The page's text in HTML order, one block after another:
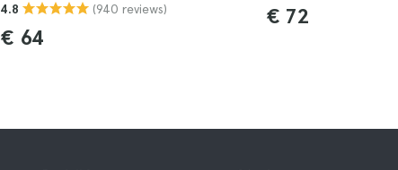
4.8 (940 reviews)
€ 64
€ 72